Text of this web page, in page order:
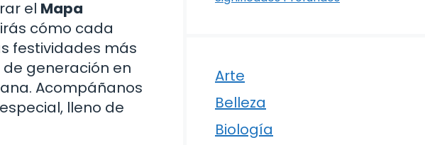
el Mapa
cómo cada
festividades más
generación en
Acompáñanos
lleno de
Arte
Belleza
Biología